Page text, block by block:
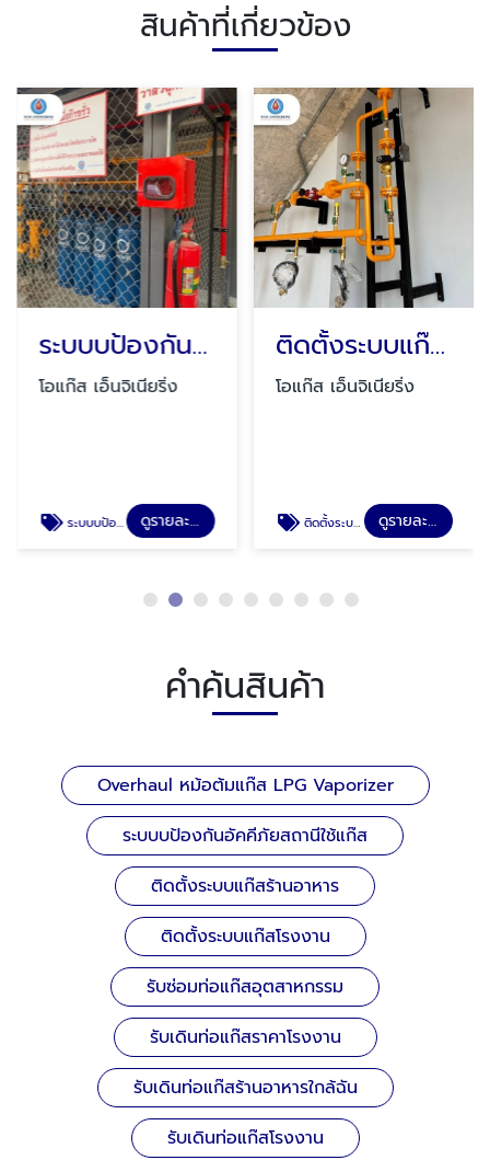
สินค้าที่เกี่ยวข้อง
ระบบบป้องกันอัคคีภัยสถานีใช้แก๊ส
โอแก๊ส เอ็นจิเนียริ่ง
ระบบบป้องกันอัคคีภัยสถานีใช้แก๊ส ดูรายละเอียด
ติดตั้งระบบแก๊สร้านอาหาร
โอแก๊ส เอ็นจิเนียริ่ง
ติดตั้งระบบแก๊สร้านอาหาร ดูรายละเอียด
คำค้นสินค้า
Overhaul หม้อต้มแก๊ส LPG Vaporizer
ระบบบป้องกันอัคคีภัยสถานีใช้แก๊ส
ติดตั้งระบบแก๊สร้านอาหาร
ติดตั้งระบบแก๊สโรงงาน
รับซ่อมท่อแก๊สอุตสาหกรรม
รับเดินท่อแก๊สราคาโรงงาน
รับเดินท่อแก๊สร้านอาหารใกล้ฉัน
รับเดินท่อแก๊สโรงงาน